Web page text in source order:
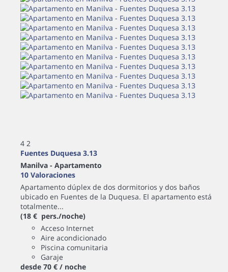
4 2
Fuentes Duquesa 3.13
Manilva - Apartamento
10 Valoraciones
Apartamento dúplex de dos dormitorios y dos baños
ubicado en Fuentes de la Duquesa. El apartamento está
totalmente...
(18 € pers./noche)
Acceso Internet
Aire acondicionado
Piscina comunitaria
Garaje
desde 70 € / noche